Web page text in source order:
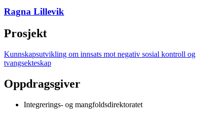
Ragna Lillevik
Prosjekt
Kunnskapsutvikling om innsats mot negativ sosial kontroll og
tvangsekteskap
Oppdragsgiver
Integrerings- og mangfoldsdirektoratet